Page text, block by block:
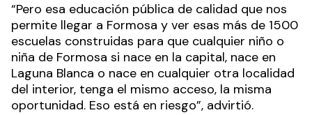
“Pero esa educación pública de calidad que nos
permite llegar a Formosa y ver esas más de 1500
escuelas construidas para que cualquier niño o
niña de Formosa si nace en la capital, nace en
Laguna Blanca o nace en cualquier otra localidad
del interior, tenga el mismo acceso, la misma
oportunidad. Eso está en riesgo”, advirtió.